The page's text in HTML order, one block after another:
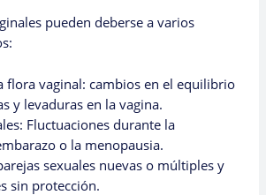
pueden deberse a varios
flora vaginal: cambios en el equilibrio
y levaduras en la vagina.
Fluctuaciones durante la
o la menopausia.
sexuales nuevas o múltiples y
sin protección.